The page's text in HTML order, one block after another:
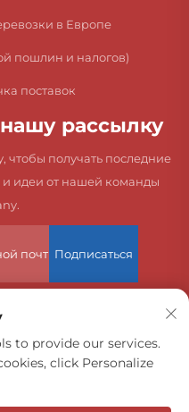
в Европе
пошлин и налогов)
поставок
рассылку
получать последние
и идеи от нашей команды
Подписаться
Freight Agency
to provide our services.
click Personalize